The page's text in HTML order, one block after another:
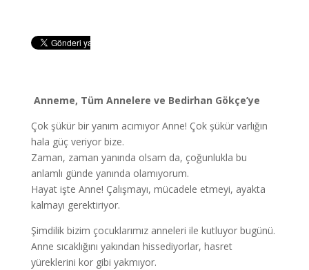
Anneme, Tüm Annelere ve Bedirhan Gökçe’ye
Çok şükür bir yanım acımıyor Anne! Çok şükür varlığın
hala güç veriyor bize.
Zaman, zaman yanında olsam da, çoğunlukla bu
anlamlı günde yanında olamıyorum.
Hayat işte Anne! Çalışmayı, mücadele etmeyi, ayakta
kalmayı gerektiriyor.
Şimdilik bizim çocuklarımız anneleri ile kutluyor bugünü.
Anne sıcaklığını yakından hissediyorlar, hasret
yüreklerini kor gibi yakmıyor.